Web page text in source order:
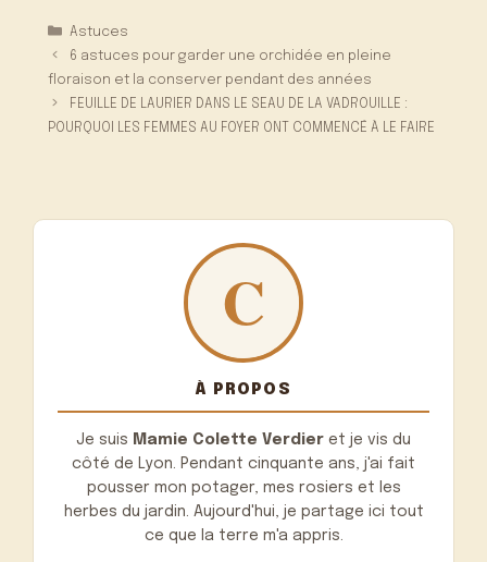
Catégories
Astuces
6 astuces pour garder une orchidée en pleine
floraison et la conserver pendant des années
FEUILLE DE LAURIER DANS LE SEAU DE LA VADROUILLE :
POURQUOI LES FEMMES AU FOYER ONT COMMENCÉ À LE FAIRE
À PROPOS
Je suis Mamie Colette Verdier et je vis du
côté de Lyon. Pendant cinquante ans, j'ai fait
pousser mon potager, mes rosiers et les
herbes du jardin. Aujourd'hui, je partage ici tout
ce que la terre m'a appris.